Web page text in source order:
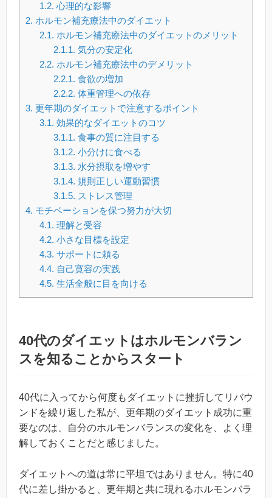
1.2. 心理的な影響
2. ホルモン補充療法中のダイエット
2.1. ホルモン補充療法中のダイエットのメリット
2.1.1. 気分の安定化
2.2. ホルモン補充療法中のデメリット
2.2.1. 食欲の増加
2.2.2. 体重管理への依存
3. 更年期のダイエットで注意するポイント
3.1. 効果的なダイエットのコツ
3.1.1. 食事の質に注目する
3.1.2. 小分けに食べる
3.1.3. 水分摂取を増やす
3.1.4. 規則正しい運動習慣
3.1.5. ストレス管理
4. モチベーションを保つ努力が大切
4.1. 理解と受容
4.2. 小さな目標を設定
4.3. サポートに頼る
4.4. 自己寛容の実践
4.5. 生活全般に目を向ける
40代のダイエットはホルモンバラン
スを知ることからスタート
40代に入ってから何度もダイエットに挫折してリバウ
ンドを繰り返した私が、更年期のダイエット成功に重
要なのは、自分のホルモンバランスの変化を、よく理
解しておくことだと感じました。
ダイエットへの道は常に平坦ではありません。特に40
代に差し掛かると、更年期と共に現れるホルモンバラ